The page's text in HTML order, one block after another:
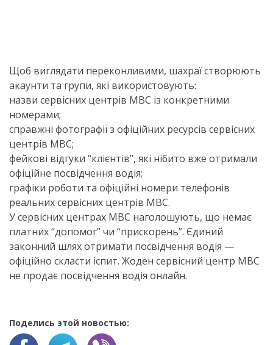
Щоб виглядати переконливими, шахраї створюють
акаунти та групи, які використовують:
назви сервісних центрів МВС із конкретними
номерами;
справжні фотографії з офіційних ресурсів сервісних
центрів МВС;
фейкові відгуки “клієнтів”, які нібито вже отримали
офіційне посвідчення водія;
графіки роботи та офіційні номери телефонів
реальних сервісних центрів МВС.
У сервісних центрах МВС наголошують, що немає
платних “допомог” чи “прискорень”. Єдиний
законний шлях отримати посвідчення водія —
офіційно скласти іспит. Жоден сервісний центр МВС
не продає посвідчення водія онлайн.
Поделись этой новостью: